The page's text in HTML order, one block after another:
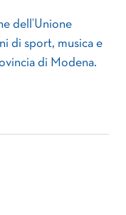
dell’Unione
di sport, musica e
di Modena.